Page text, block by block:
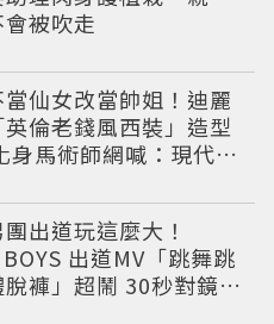
被吹走
仙女改當帥姐！迪麗
倫老錢風西裝」造型
身馬術師網喊：現代版
出道玩這麼大！
BOYS 出道MV「跳舞跳
褲」超鬧 30秒對鏡清